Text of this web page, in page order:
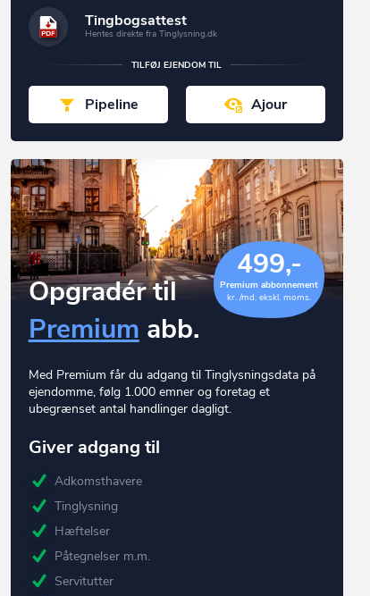
Tingbogsattest
Hentes direkte fra Tinglysning.dk
TILFØJ EJENDOM TIL
Pipeline Ajour
499,-
Premium abbonnement
kr. /md. ekskl. moms.
Opgradér til
Premium abb.
Med Premium får du adgang til Tinglysningsdata på
ejendomme, følg 1.000 emner og foretag et
ubegrænset antal handlinger dagligt.
Giver adgang til
Adkomsthavere
Tinglysning
Hæftelser
Påtegnelser m.m.
Servitutter